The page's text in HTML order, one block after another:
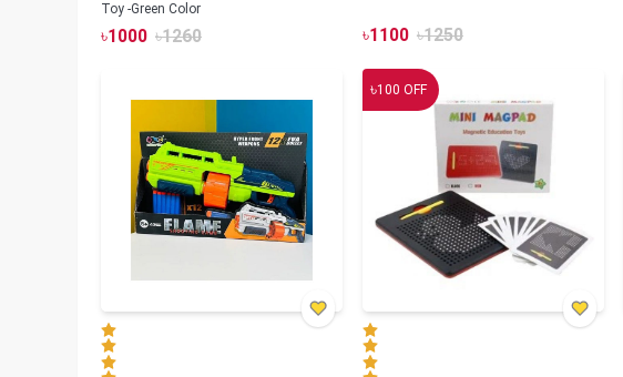
Toy -Green Color
৳1000 ৳1260 ৳1100 ৳1250
৳100 OFF